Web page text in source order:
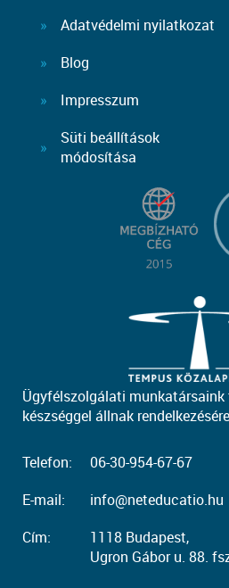
Adatvédelmi nyilatkozat
Blog
Impresszum
Süti beállítások
módosítása
Ügyfélszolgálati munkatársaink
készséggel állnak
Telefon:
06-30-954-67-67
E-mail:
info@neteducatio.hu
Cím:
1118 Budapest,
Ugron Gábor u. 88.